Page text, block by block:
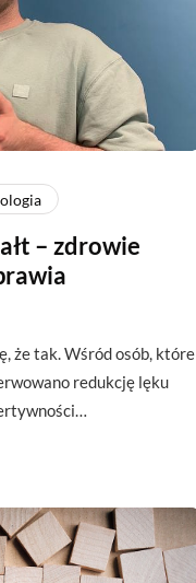
– zdrowie
że tak. Wśród osób, które
redukcję lęku